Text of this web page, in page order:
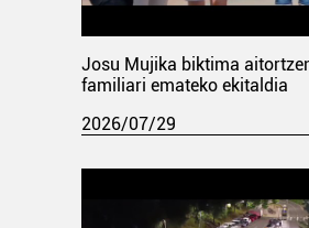
Josu Mujika biktima
familiari emateko ekitaldia
2026/07/29